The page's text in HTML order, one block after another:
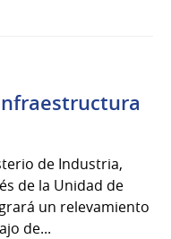
de Industria,
de la Unidad de
un relevamiento
de...